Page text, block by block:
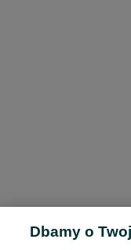
Dbamy o